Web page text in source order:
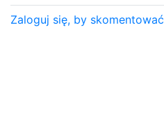
Zaloguj się, by skomentować